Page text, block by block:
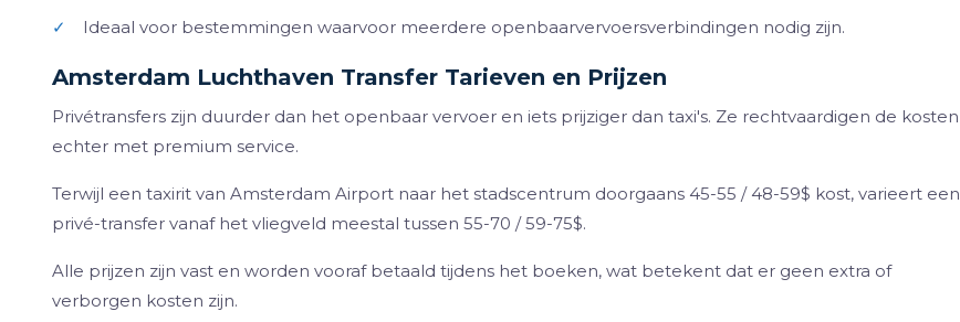
✓
Ideaal voor bestemmingen waarvoor meerdere openbaarvervoersverbindingen nodig zijn.
Amsterdam Luchthaven Transfer Tarieven en Prijzen
Privétransfers zijn duurder dan het openbaar vervoer en iets prijziger dan taxi's. Ze rechtvaardigen de kosten
echter met premium service.
Terwijl een taxirit van Amsterdam Airport naar het stadscentrum doorgaans 45-55 / 48-59$ kost, varieert een
privé-transfer vanaf het vliegveld meestal tussen 55-70 / 59-75$.
Alle prijzen zijn vast en worden vooraf betaald tijdens het boeken, wat betekent dat er geen extra of
verborgen kosten zijn.